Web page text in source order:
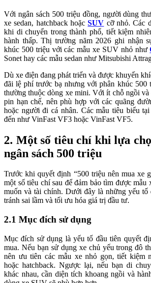
Với ngân sách 500 triệu đồng, người dùng
xe sedan, hatchback hoặcSUV cỡ nhỏ. Các
khi di chuyển trong thành phố, tiết kiệm
hành thấp. Thị trường năm 2026 ghi nhận
khúc 500 triệu với các mẫu xe SUV nhỏ như
Sonet hay các mẫu sedan như Mitsubishi
Dù xe điện đang phát triển và được khuyến
đãi lệ phí trước bạ nhưng với phân khúc 500
thường thuộc dòng xe mini. Với ít chỗ ngồi
pin hạn chế, nên phù hợp với các quãng
hoặc người đi cá nhân. Các mẫu tiêu biểu
đến như VinFast VF3 hoặc VinFast VF5.
2. Một số tiêu chí khi lựa
ngân sách 500 triệu
Trước khi quyết định “500 triệu nên mua xe
một số tiêu chí sau để đảm bảo tìm được mẫu
muốn và tài chính. Dưới đây là những yếu tố
tránh sai lầm và tối ưu hóa giá trị đầu tư.
2.1 Mục đích sử dụng
Mục đích sử dụng là yếu tố đầu tiên quyết
mua. Nếu bạn sử dụng xe chủ yếu trong đô
nên ưu tiên các mẫu xe nhỏ gọn, tiết kiệm
hoặc hatchback. Ngược lại, nếu bạn di
khác nhau, cần diện tích khoang ngồi và